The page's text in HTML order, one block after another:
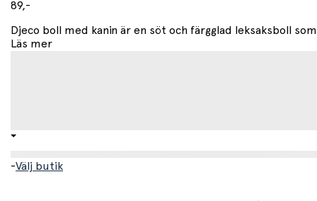
89,-
Djeco boll med kanin är en söt och färgglad leksaksboll
Läs mer
-Välj butik